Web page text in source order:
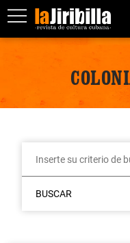
BUSCAR